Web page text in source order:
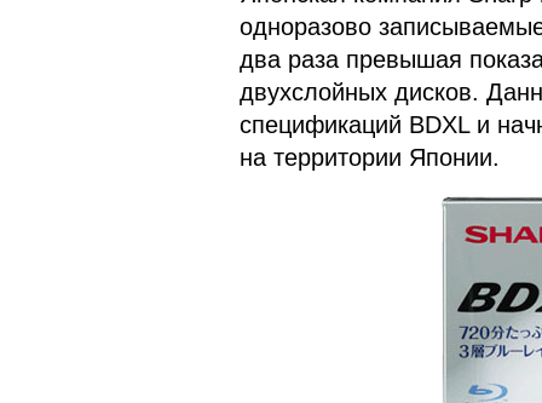
одноразово
два раза превышая
двухслойных дисков.
спецификаций BDXL и
на территории Японии.